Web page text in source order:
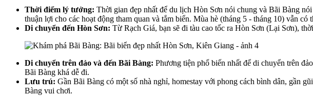
Thời điểm lý tưởng: Thời gian đẹp nhất để du lịch Hòn Sơn nói chung và Bãi Bàng
thuận lợi cho các hoạt động tham quan và tắm biển. Mùa hè (tháng 5 - tháng 10) vẫn
Di chuyển đến Hòn Sơn: Từ Rạch Giá, bạn sẽ đi tàu cao tốc ra Hòn Sơn (Lại Sơn),
Di chuyển trên đảo và đến Bãi Bàng: Phương tiện phổ biến nhất để di chuyển trên
Bãi Bàng khá dễ đi.
Lưu trú: Gần Bãi Bàng có một số nhà nghỉ, homestay với phong cách bình dân, gần
Bàng vui chơi.